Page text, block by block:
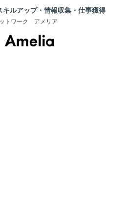
キルアップ・情報収集・仕事獲得
トワーク アメリア